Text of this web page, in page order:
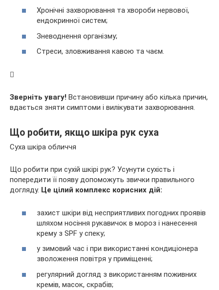
Хронічні захворювання та хвороби нервової,
ендокринної систем;
Зневоднення організму;
Стреси, зловживання кавою та чаєм.
Зверніть увагу! Встановивши причину або кілька причин,
вдається зняти симптоми і вилікувати захворювання.
Що робити, якщо шкіра рук суха
Суха шкіра обличчя
Що робити при сухій шкірі рук? Усунути сухість і
попередити її появу допоможуть звички правильного
догляду. Це цілий комплекс корисних дій:
захист шкіри від несприятливих погодних проявів
шляхом носіння рукавичок в мороз і нанесення
крему з SPF у спеку;
у зимовий час і при використанні кондиціонера
зволоження повітря у приміщенні;
регулярний догляд з використанням поживних
кремів, масок, скрабів;